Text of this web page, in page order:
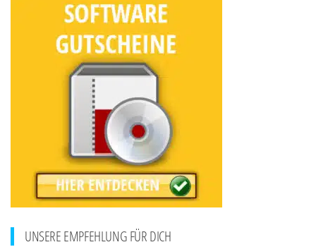
UNSERE EMPFEHLUNG FÜR DICH